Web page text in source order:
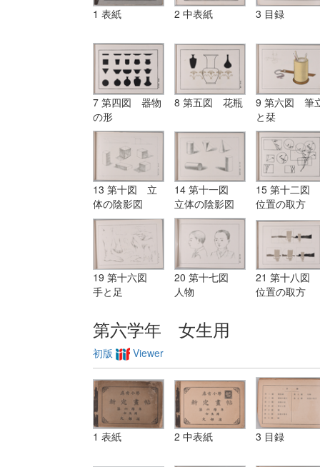
1 表紙 2 中表紙 3 目録
7 第四図 器物
の形
8 第五図 花瓶
9 第六図 筆
と栞
13 第十図 立
体の陰影図
14 第十一図
立体の陰影図
15 第十二図
位置の取方
19 第十六図
手と足
20 第十七図
人物
21 第十八図
位置の取方
第六学年 女生用
初版 Viewer
1 表紙 2 中表紙 3 目録